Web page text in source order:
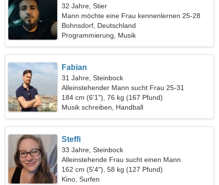
32 Jahre, Stier
Mann möchte eine Frau kennenlernen 25-28
Bohnsdorf, Deutschland
Programmierung, Musik
Fabian
31 Jahre, Steinbock
Alleinstehender Mann sucht Frau 25-31
184 cm (6'1"), 76 kg (167 Pfund)
Musik schreiben, Handball
Steffi
33 Jahre, Steinbock
Alleinstehende Frau sucht einen Mann
162 cm (5'4"), 58 kg (127 Pfund)
Kino, Surfen